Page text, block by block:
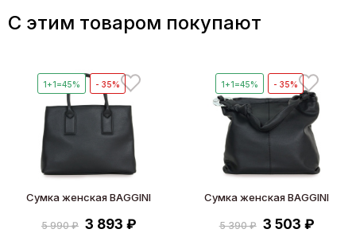
C этим товаром покупают
1+1=45% - 35%
Сумка женская BAGGINI
5 990 ₽ 3 893 ₽
1+1=45% - 35%
Сумка женская BAGGINI
5 390 ₽ 3 503 ₽